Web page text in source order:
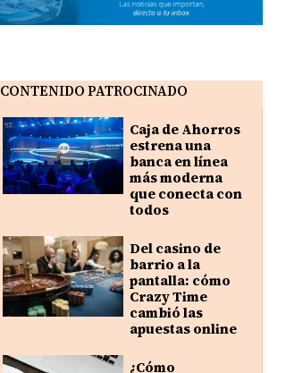
CONTENIDO PATROCINADO
Caja de Ahorros
estrena una
banca en línea
más moderna
que conecta con
todos
Del casino de
barrio a la
pantalla: cómo
Crazy Time
cambió las
apuestas online
¿Cómo